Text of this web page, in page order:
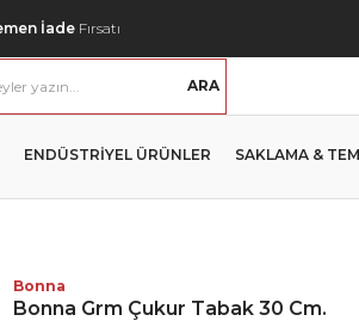
İade Fırsatı
ARA
ENDÜSTRİYEL ÜRÜNLER SAKLAMA &
Bonna
Bonna Grm Çukur Tabak 30 Cm.